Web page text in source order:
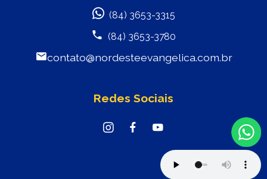
(84) 3653-3315
(84) 3653-3780
contato@nordesteevangelica.com.br
Redes Sociais